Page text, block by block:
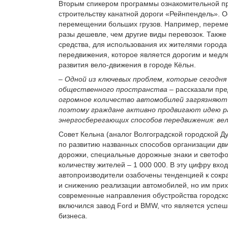
Вторым спикером программы ознакомительной
строительству канатной дороги «Рейнпендель».
перемещении больших грузов. Например,
разы дешевле, чем другие виды перевозок.
средства, для использования их жителями
передвижения, которое является дорогим и
развития вело-движения в городе Кёльн.
– Одной из ключевых проблем, которые
общественного пространства – рассказали
огромное количество автомобилей
поэтому граждане активно продвигают идею
энергосберегающих способов передвижения:
Совет Кельна (аналог Волгоградской
по развитию названных способов организации
дорожки, специальные дорожные знаки и
количеству жителей – 1 000 000. В эту цифру
автопроизводители озабочены тенденцией к
и снижению реализации автомобилей, но им
современные направления обустройства
включился завод Ford и BMW, что является
бизнеса.